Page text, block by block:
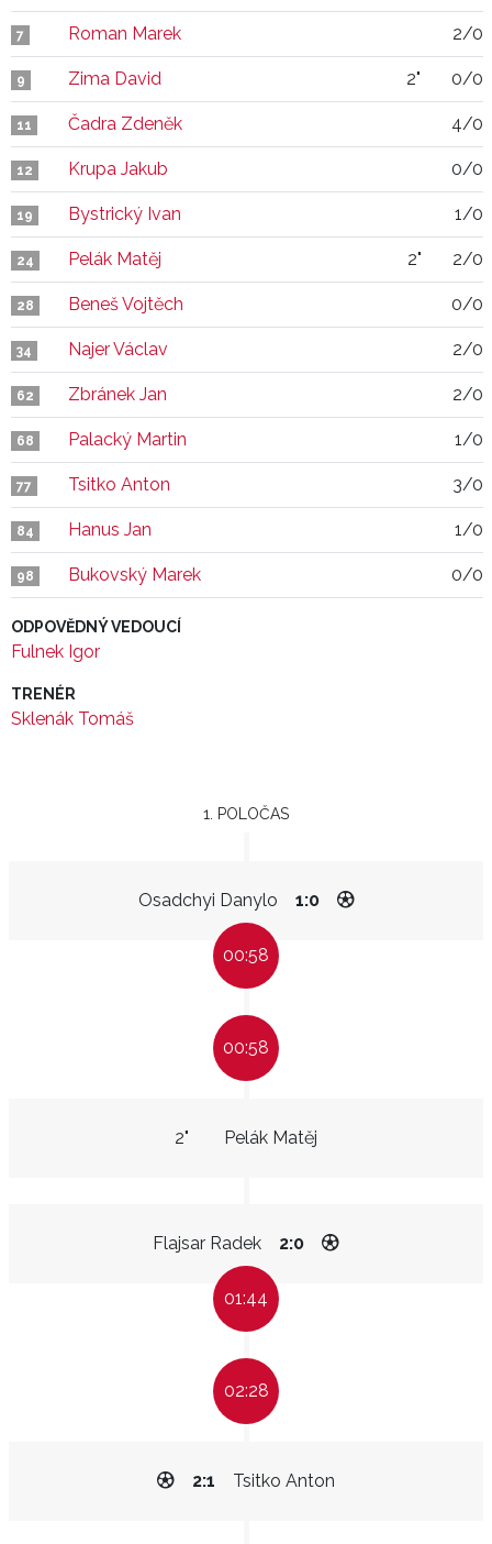
7 Roman Marek 2/0
9 Zima David 2" 0/0
11 Čadra Zdeněk 4/0
12 Krupa Jakub 0/0
19 Bystrický Ivan 1/0
24 Pelák Matěj 2" 2/0
28 Beneš Vojtěch 0/0
34 Najer Václav 2/0
62 Zbránek Jan 2/0
68 Palacký Martin 1/0
77 Tsitko Anton 3/0
84 Hanus Jan 1/0
98 Bukovský Marek 0/0
ODPOVĚDNÝ VEDOUCÍ
Fulnek Igor
TRENÉR
Sklenák Tomáš
1. POLOČAS
Osadchyi Danylo 1:0
00:58
00:58
Pelák Matěj
2"
Flajsar Radek 2:0
01:44
02:28
Tsitko Anton
2:1